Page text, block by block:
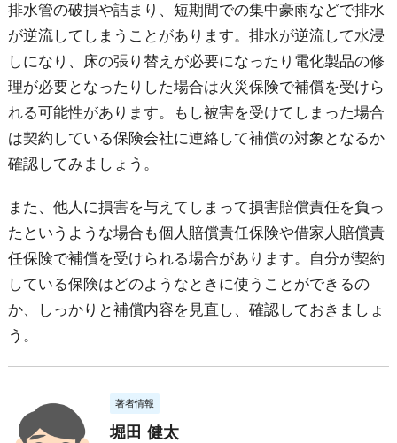
排水管の破損や詰まり、短期間での集中豪雨などで排水
が逆流してしまうことがあります。排水が逆流して水浸
しになり、床の張り替えが必要になったり電化製品の修
理が必要となったりした場合は火災保険で補償を受けら
れる可能性があります。もし被害を受けてしまった場合
は契約している保険会社に連絡して補償の対象となるか
確認してみましょう。
また、他人に損害を与えてしまって損害賠償責任を負っ
たというような場合も個人賠償責任保険や借家人賠償責
任保険で補償を受けられる場合があります。自分が契約
している保険はどのようなときに使うことができるの
か、しっかりと補償内容を見直し、確認しておきましょ
う。
著者情報
堀田 健太